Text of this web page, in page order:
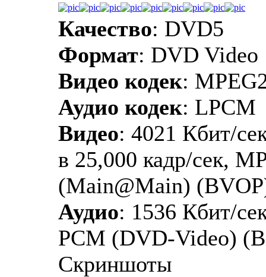
Качество: DVD5
Формат: DVD Video
Видео кодек:
Аудио кодек: LPCM
Видео: 4021 Кбит/
в 25,000 кадр/сек,
(Main@Main)
Аудио: 1536 Кбит/
PCM (DVD-Video)
Скриншоты